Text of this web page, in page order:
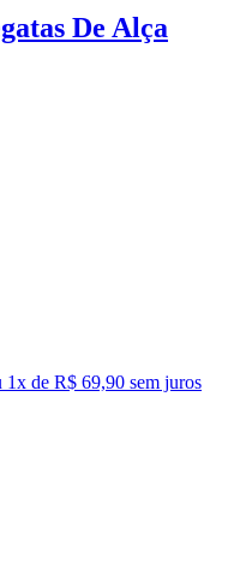
De Alça
1x de R$ 69,90 sem juros